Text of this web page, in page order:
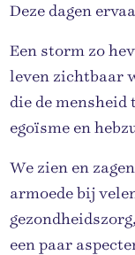
Deze dagen
Een storm zo
leven zichtbaar
die de
egoïsme en
We zien en
armoede bij
een paar